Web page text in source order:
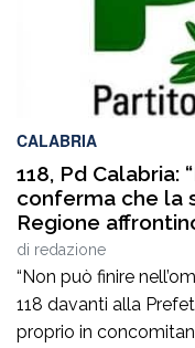
CALABRIA
118, Pd
conferma che la
Regione
di redazione
“Non può finire
118 davanti alla
proprio in